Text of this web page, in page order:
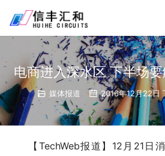
电商进入深水区 下半场
媒体报道 2016年12月22日
【TechWeb报道】12月21日